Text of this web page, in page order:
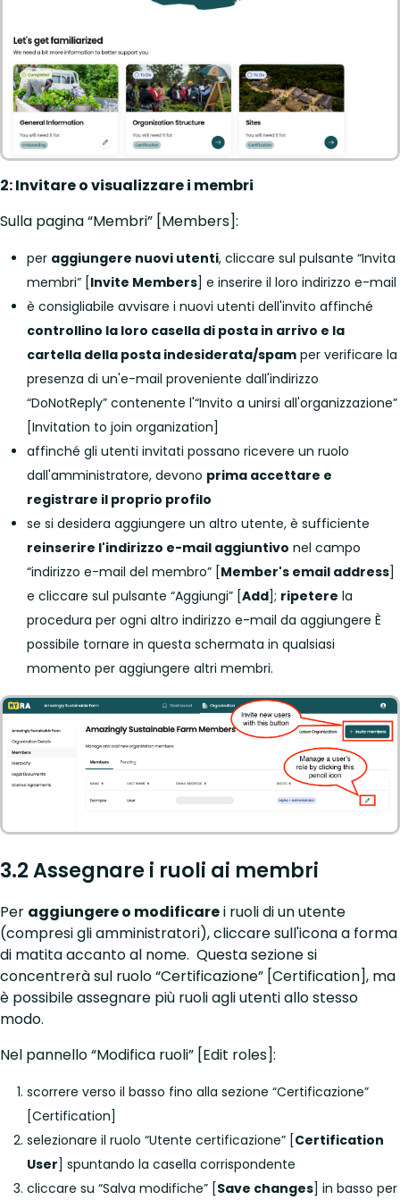
2: Invitare o visualizzare i membri
Sulla pagina “Membri” [Members]:
per aggiungere nuovi utenti, cliccare sul pulsante “Invita
membri” [Invite Members] e inserire il loro indirizzo e-mail
è consigliabile avvisare i nuovi utenti dell'invito affinché
controllino la loro casella di posta in arrivo e la
cartella della posta indesiderata/spam per verificare la
presenza di un'e-mail proveniente dall'indirizzo
“DoNotReply” contenente l'“Invito a unirsi all'organizzazione”
[Invitation to join organization]
affinché gli utenti invitati possano ricevere un ruolo
dall'amministratore, devono prima accettare e
registrare il proprio profilo
se si desidera aggiungere un altro utente, è sufficiente
reinserire l'indirizzo e-mail aggiuntivo nel campo
“indirizzo e-mail del membro” [Member's email address]
e cliccare sul pulsante “Aggiungi” [Add]; ripetere la
procedura per ogni altro indirizzo e-mail da aggiungere È
possibile tornare in questa schermata in qualsiasi
momento per aggiungere altri membri.
3.2 Assegnare i ruoli ai membri
Per aggiungere o modificarei ruoli di un utente
(compresi gli amministratori), cliccare sull'icona a forma
di matita accanto al nome. Questa sezione si
concentrerà sul ruolo “Certificazione” [Certification], ma
è possibile assegnare più ruoli agli utenti allo stesso
modo.
Nel pannello “Modifica ruoli” [Edit roles]:
scorrere verso il basso fino alla sezione “Certificazione”
[Certification]
selezionare il ruolo “Utente certificazione” [Certification
User] spuntando la casella corrispondente
cliccare su “Salva modifiche” [Save changes] in basso per